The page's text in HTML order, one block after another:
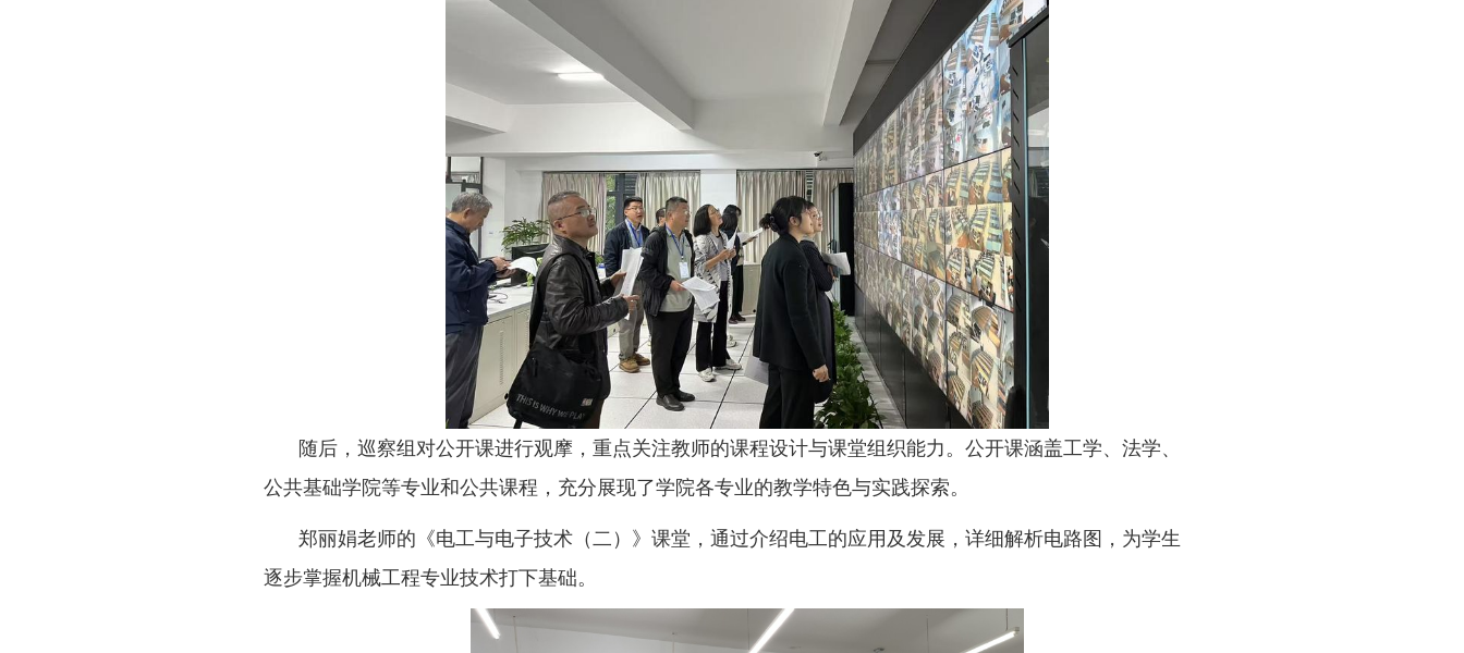
随后，巡察组对公开课进行观摩，重点关注教师的课程设计与课堂组织能力。公开课涵盖工学、法学、
公共基础学院等专业和公共课程，充分展现了学院各专业的教学特色与实践探索。
郑丽娟老师的《电工与电子技术（二）》课堂，通过介绍电工的应用及发展，详细解析电路图，为学生
逐步掌握机械工程专业技术打下基础。